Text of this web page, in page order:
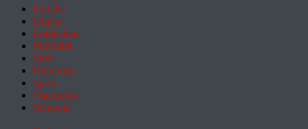
Familie
Digital
Entdecken
Mobilität
Sinn
Hamburg
Sport
Österreich
Schweiz